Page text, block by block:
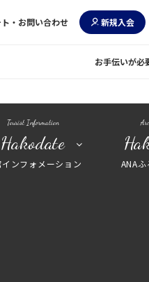
・お問い合わせ 新規入会
お手伝いが必
Tourist Information
Hakodate
ンフォメーション ANA